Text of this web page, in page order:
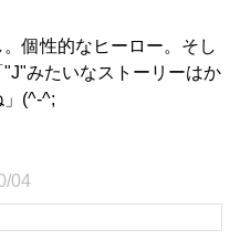
個性的なヒーロー。そし
みたいなストーリーはか
」(^-^;
04